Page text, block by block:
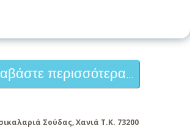
περισσότερα...
Σούδας, Χανιά Τ.Κ. 73200